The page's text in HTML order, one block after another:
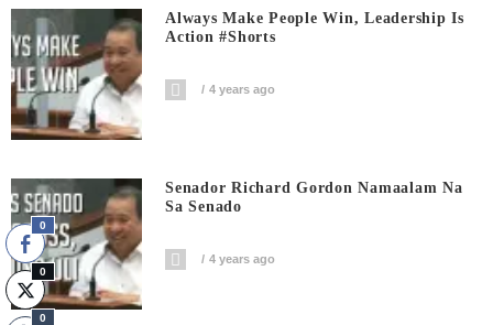
Always Make People Win, Leadership Is
Action #shorts
4 years ago
Senador Richard Gordon Namaalam Na
Sa Senado
4 years ago
0
0
0